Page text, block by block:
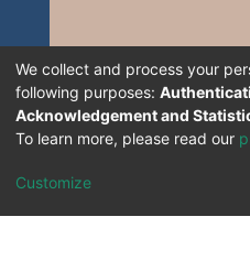
We collect and process your
following purposes:
Acknowledgement and
To learn more, please read our
Customize